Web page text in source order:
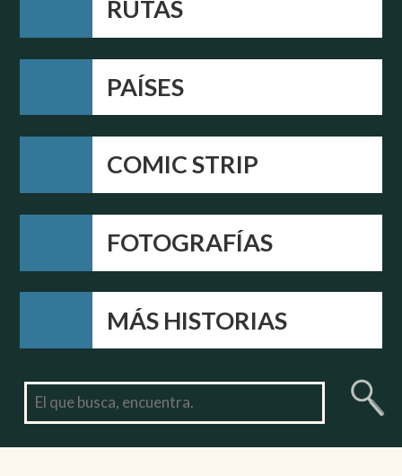
RUTAS
PAÍSES
COMIC STRIP
FOTOGRAFÍAS
MÁS HISTORIAS